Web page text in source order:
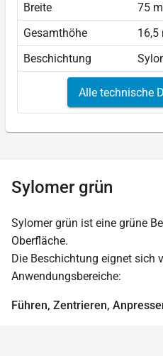
Breite
75
Gesamthöhe
16,5
Beschichtung
Alle technische
Sylomer grün
Sylomer grün ist eine grüne
Oberfläche.
Die Beschichtung eignet sich
Anwendungsbereiche:
Führen, Zentrieren,